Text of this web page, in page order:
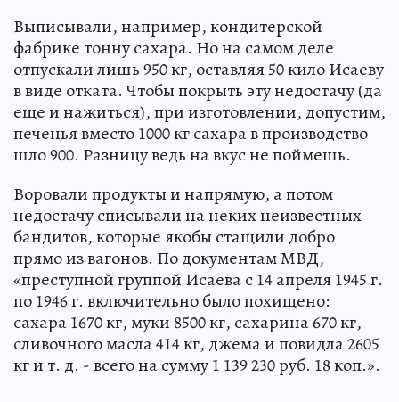
Выписывали, например, кондитерской
фабрике тонну сахара. Но на самом деле
отпускали лишь 950 кг, оставляя 50 кило Исаеву
в виде отката. Чтобы покрыть эту недостачу (да
еще и нажиться), при изготовлении, допустим,
печенья вместо 1000 кг сахара в производство
шло 900. Разницу ведь на вкус не поймешь.
Воровали продукты и напрямую, а потом
недостачу списывали на неких неизвестных
бандитов, которые якобы стащили добро
прямо из вагонов. По документам МВД,
«преступной группой Исаева с 14 апреля 1945 г.
по 1946 г. включительно было похищено:
сахара 1670 кг, муки 8500 кг, сахарина 670 кг,
сливочного масла 414 кг, джема и повидла 2605
кг и т. д. - всего на сумму 1 139 230 руб. 18 коп.».